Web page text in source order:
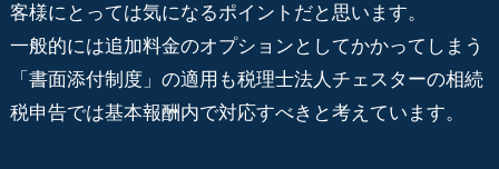
客様にとっては気になるポイントだと思います。
一般的には追加料金のオプションとしてかかってしまう
「書面添付制度」の適用も税理士法人チェスターの相続
税申告では基本報酬内で対応すべきと考えています。